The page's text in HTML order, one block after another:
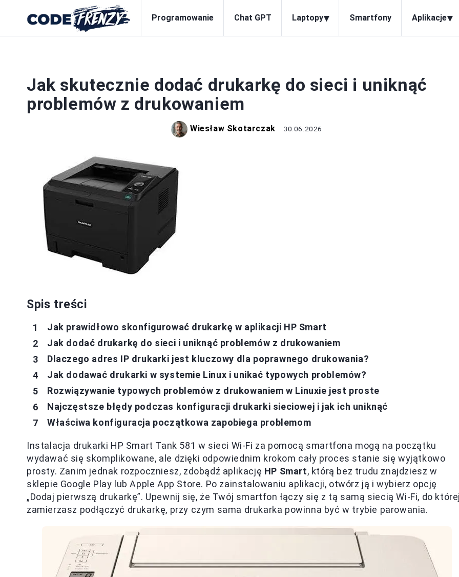
Programowanie Chat GPT Laptopy▾ Smartfony Aplikacje▾
Jak skutecznie dodać drukarkę do sieci i uniknąć
problemów z drukowaniem
Wiesław Skotarczak 30.06.2026
Spis treści
Jak prawidłowo skonfigurować drukarkę w aplikacji HP Smart
Jak dodać drukarkę do sieci i uniknąć problemów z drukowaniem
Dlaczego adres IP drukarki jest kluczowy dla poprawnego drukowania?
Jak dodawać drukarki w systemie Linux i unikać typowych problemów?
Rozwiązywanie typowych problemów z drukowaniem w Linuxie jest proste
Najczęstsze błędy podczas konfiguracji drukarki sieciowej i jak ich uniknąć
Właściwa konfiguracja początkowa zapobiega problemom
Instalacja drukarki HP Smart Tank 581 w sieci Wi-Fi za pomocą smartfona mogą na początku
wydawać się skomplikowane, ale dzięki odpowiednim krokom cały proces stanie się wyjątkowo
prosty. Zanim jednak rozpoczniesz, zdobądź aplikację HP Smart, którą bez trudu znajdziesz w
sklepie Google Play lub Apple App Store. Po zainstalowaniu aplikacji, otwórz ją i wybierz opcję
„Dodaj pierwszą drukarkę”. Upewnij się, że Twój smartfon łączy się z tą samą siecią Wi-Fi, do
zamierzasz podłączyć drukarkę, przy czym sama drukarka powinna być w trybie parowania.